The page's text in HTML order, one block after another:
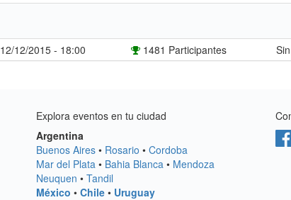
12/12/2015 - 18:00 1481 Participantes
Explora eventos en tu ciudad
Argentina
Buenos Aires • Rosario •Cordoba
Mar del Plata • Bahia Blanca • Mendoza
Neuquen •Tandil
México •Chile • Uruguay